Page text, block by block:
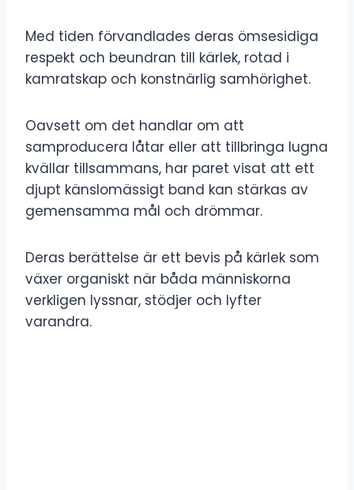
Med tiden förvandlades deras ömsesidiga
respekt och beundran till kärlek, rotad i
kamratskap och konstnärlig samhörighet.
Oavsett om det handlar om att
samproducera låtar eller att tillbringa lugna
kvällar tillsammans, har paret visat att ett
djupt känslomässigt band kan stärkas av
gemensamma mål och drömmar.
Deras berättelse är ett bevis på kärlek som
växer organiskt när båda människorna
verkligen lyssnar, stödjer och lyfter
varandra.